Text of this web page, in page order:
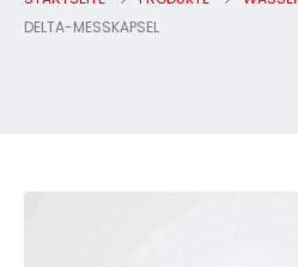
DELTA-MESSKAPSEL